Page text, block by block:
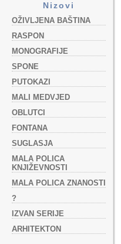
Nizovi
OŽIVLJENA BAŠTINA
RASPON
MONOGRAFIJE
SPONE
PUTOKAZI
MALI MEDVJED
OBLUTCI
FONTANA
SUGLASJA
MALA POLICA
KNJIŽEVNOSTI
MALA POLICA ZNANOSTI
?
IZVAN SERIJE
ARHITEKTON